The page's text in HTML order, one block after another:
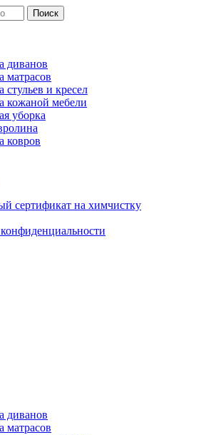
Поиск
диванов
матрасов
стульев и кресел
кожаной мебели
уборка
ковров
сертификат на химчистку
диванов
матрасов